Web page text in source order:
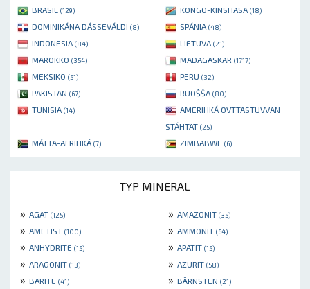
BRASIL (129) KONGO-KINSHASA (18)
DOMINIKÁNA DÁSSEVÁLDI (8) SPÁNIA (48)
INDONESIA (84) LIETUVA (21)
MAROKKO (354) MADAGASKAR (1717)
MEKSIKO (51) PERU (32)
PAKISTAN (67) RUOŠŠA (80)
TUNISIA (14)
AMERIHKÁ OVTTASTUVVAN
STÁHTAT (25)
MÁTTA-AFRIHKÁ (7) ZIMBABWE (6)
TYP MINERAL
» AGAT (125) » AMAZONIT (35)
» AMETIST (100) » AMMONIT (64)
» ANHYDRITE (15) » APATIT (15)
» ARAGONIT (13) » AZURIT (58)
» BARITE (41) » BÄRNSTEN (21)